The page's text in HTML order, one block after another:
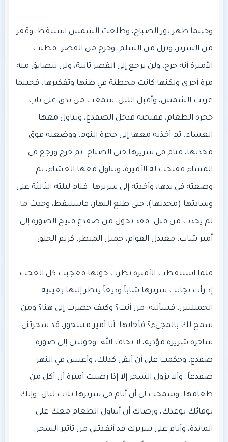
وحينما ظهر نور الصباح، وطلعت الشمس استيقظ، وقفز
من السرير، ونزل من السلم، وخرج من القصر. فظنت
الأميرة أنه خرج، ولن يرجع إلى القصر ثانية، ولن تتضايق منه
مرة أخرى ولكنها كانت مخطئة في ظنها وتفكيرها. فحينما
غربت الشمس، وأقبل الليل، سمعت من يدق على باب
حجرة الطعام، ففتحته فدخل الضفدع، وتناول معها
العشاء. ثم أخذته معها إلى حجرة النوم، ووضعته فوق
مخدتها، فنام في سريرها حتى الصباح. ثم خرج ورجع في
المساء ففتحت له الأميرة، وتناول معها العشاء، ثم
وضعته في يدها، وأخذته إلى سريرها. فنام ليلته الثالثة على
وسادتها (مخدتها)، حتى طلع النهار، فاستيقظ، وحدث ما
لم يحدث من قبل. فقد تحول من ضفدع قبيح الصورة إلى
فلما استيقظت الأميرة نظرت حولها فعجبت كل العجب.
إذ رأت بجانب سريرها شاباً وديعاً ينظر إليها بعينيه
الجميلتين، فسألته: من أنت؟ وكيف حضرت إلى هنا؟ ومن
سمح لك بالمجيء؟ فأجابها: أنا أمير مسحور، قد سحرتني
ساحرة شريرة مؤذية، لا تخاف الله. وحولتني إلى صورة
ضفدع، وحكمت على أن أبقى كذلك، وأعيش في النهر
ضفدعاً. وألا يزول السحر إلا إذا رضيت أميرة أن أكل من
طعامها، وسمحت لي أن أنام في سريرها ثلاث ليال. وإنك
بوفائك بوعدك، ورضاك أن أتناول الطعام معك على
المائدة، وأنام على سريرك قد أنقذتني من تأثير السحر.